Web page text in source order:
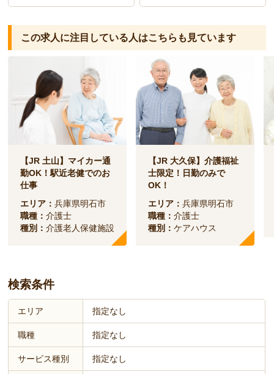
この求人に注目している人はこちらも見ています
【JR 土山】マイカー通
勤OK！駅近老健でのお
仕事
エリア：兵庫県明石市
職種：介護士
種別：介護老人保健施設
【JR 大久保】介護福祉
士限定！日勤のみで
OK！
エリア：兵庫県明石市
職種：介護士
種別：ケアハウス
検索条件
エリア 指定なし
職種 指定なし
サービス種別 指定なし